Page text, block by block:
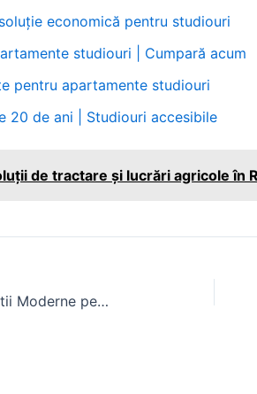
economică pentru studiouri
studiouri | Cumpară acum
pentru apartamente studiouri
20 de ani | Studiouri accesibile
de tractare și lucrări agricole în
Balotiere Dreptunghiulare: Solutii Moderne pentru Furajul de la Ferma